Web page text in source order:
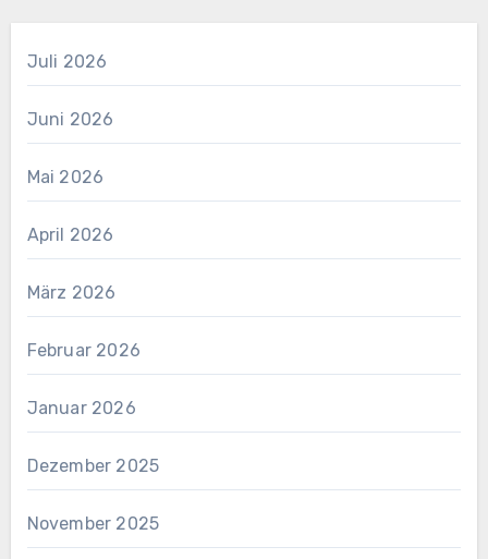
Juli 2026
Juni 2026
Mai 2026
April 2026
März 2026
Februar 2026
Januar 2026
Dezember 2025
November 2025